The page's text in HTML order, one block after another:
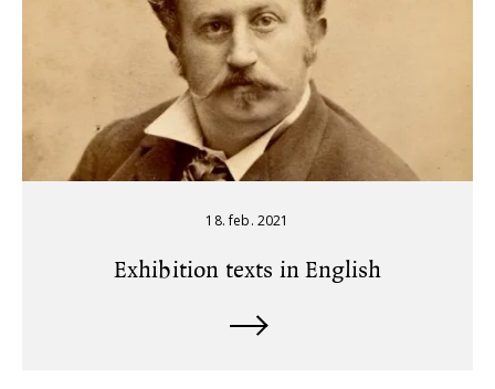
18. feb. 2021
Exhibition texts in English